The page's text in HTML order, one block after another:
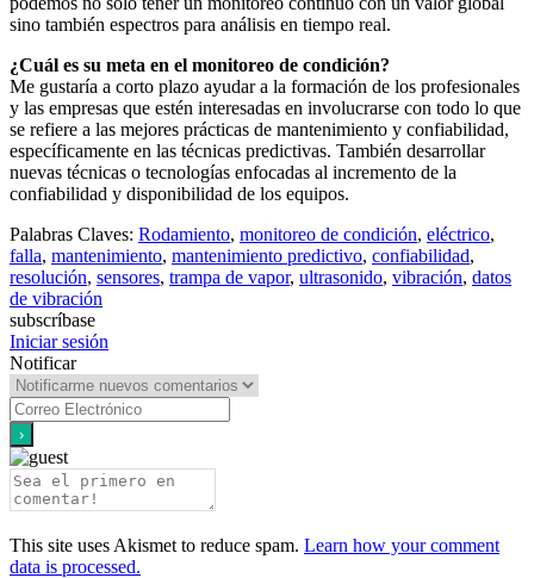
sino también espectros para análisis en tiempo real.
¿Cuál es su meta en el monitoreo de condición?
Me gustaría a corto plazo ayudar a la formación de los profesionales
y las empresas que estén interesadas en involucrarse con todo lo que
se refiere a las mejores prácticas de mantenimiento y confiabilidad,
específicamente en las técnicas predictivas. También desarrollar
nuevas técnicas o tecnologías enfocadas al incremento de la
confiabilidad y disponibilidad de los equipos.
Palabras Claves: Rodamiento, monitoreo de condición, eléctrico,
falla, mantenimiento, mantenimiento predictivo, confiabilidad,
resolución, sensores, trampa de vapor, ultrasonido, vibración, datos
de vibración
subscríbase
Iniciar sesión
Notificar
This site uses Akismet to reduce spam. Learn how your comment
data is processed.